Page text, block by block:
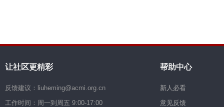
让社区更精彩
反馈建议：liuheming@acmi.org.cn
工作时间：周一到周五 9:00-17:00
帮助中心
新人必看
意见反馈